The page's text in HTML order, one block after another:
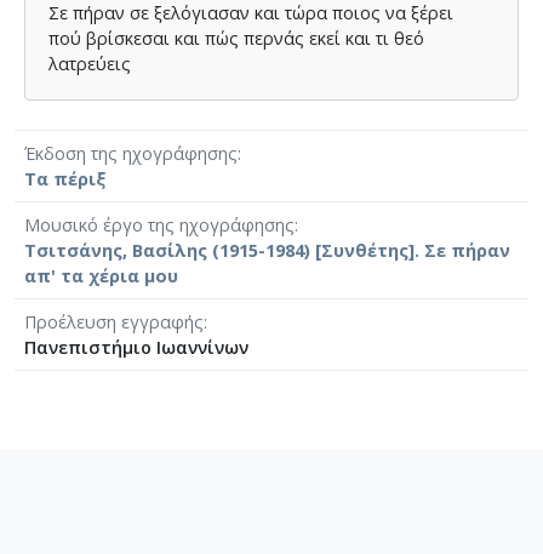
Σε πήραν σε ξελόγιασαν και τώρα ποιος να ξέρει
πού βρίσκεσαι και πώς περνάς εκεί και τι θεό
λατρεύεις
Έκδοση της ηχογράφησης
Τα πέριξ
Μουσικό έργο της ηχογράφησης
Τσιτσάνης, Βασίλης (1915-1984) [Συνθέτης]. Σε πήραν
απ' τα χέρια μου
Προέλευση εγγραφής
Πανεπιστήμιο Ιωαννίνων